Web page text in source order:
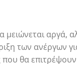
μειώνεται
των ανέργων
που θα